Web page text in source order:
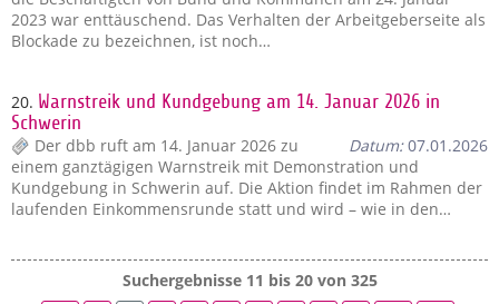
2023 war enttäuschend. Das Verhalten der Arbeitgeberseite als
Blockade zu bezeichnen, ist noch…
20. Warnstreik und Kundgebung am 14. Januar 2026 in
Schwerin
Datum:07.01.2026
Der dbb ruft am 14. Januar 2026 zu
einem ganztägigen Warnstreik mit Demonstration und
Kundgebung in Schwerin auf. Die Aktion findet im Rahmen der
laufenden Einkommensrunde statt und wird – wie in den…
Suchergebnisse 11 bis 20 von 325